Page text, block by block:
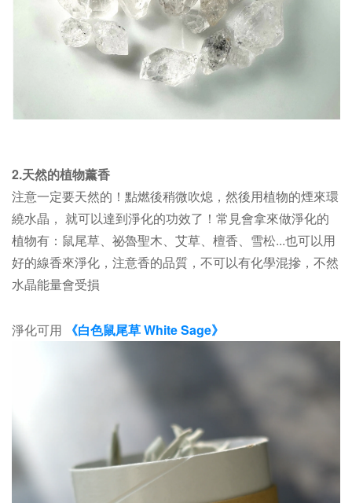
2.天然的植物薰香
注意一定要天然的！點燃後稍微吹熄，然後用植物的煙來環
繞水晶， 就可以達到淨化的功效了！常見會拿來做淨化的
植物有：鼠尾草、祕魯聖木、艾草、檀香、雪松...也可以用
好的線香來淨化，注意香的品質，不可以有化學混摻，不然
水晶能量會受損
淨化可用 《白色鼠尾草 White Sage》